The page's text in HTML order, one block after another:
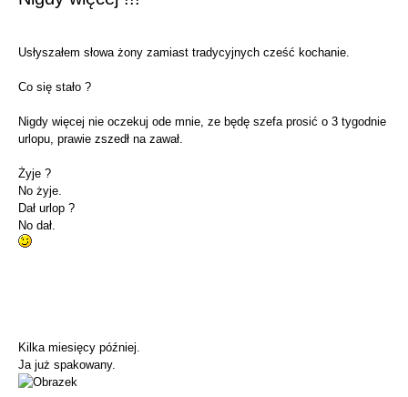
Usłyszałem słowa żony zamiast tradycyjnych cześć kochanie.
Co się stało ?
Nigdy więcej nie oczekuj ode mnie, ze będę szefa prosić o 3 tygodnie
urlopu, prawie zszedł na zawał.
Żyje ?
No żyje.
Dał urlop ?
No dał.
Kilka miesięcy później.
Ja już spakowany.